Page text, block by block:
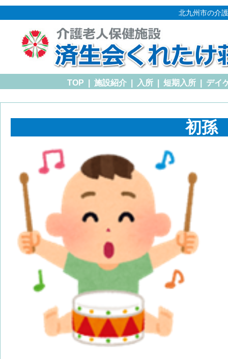
北九州市の介
TOP 施設紹介 入所 短期入所 デイ
初孫